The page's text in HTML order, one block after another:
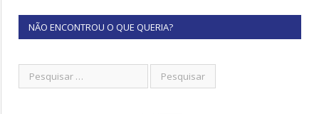
NÃO ENCONTROU O QUE QUERIA?